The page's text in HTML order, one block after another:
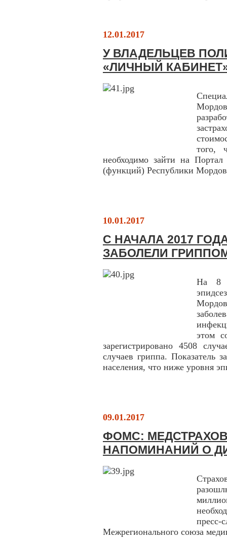
12.01.2017
У ВЛАДЕЛЬЦЕВ
«ЛИЧНЫЙ
того,
необходимо зайти на
(функций) Республики
10.01.2017
С НАЧАЛА 2017
ЗАБОЛЕЛИ
На 8
этом
зарегистрировано 4508
случаев гриппа. Показатель
населения, что ниже уровня
09.01.2017
ФОМС:
НАПОМИНАНИЙ О
Межрегионального союза